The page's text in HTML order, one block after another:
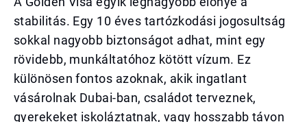
stabilitás. Egy 10 éves tartózkodási jogosultság
sokkal nagyobb biztonságot adhat, mint egy
rövidebb, munkáltatóhoz kötött vízum. Ez
különösen fontos azoknak, akik ingatlant
vásárolnak Dubai-ban, családot terveznek,
gyerekeket iskoláztatnak, vagy hosszabb távon